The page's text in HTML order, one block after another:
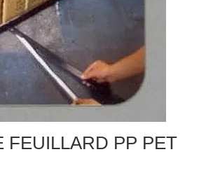
FEUILLARD PP PET